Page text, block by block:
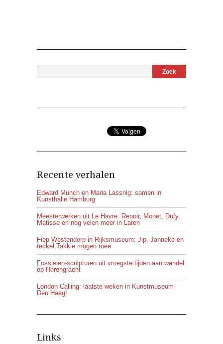
Recente verhalen
Edward Munch en Maria Lassnig: samen in
Kunsthalle Hamburg
Meesterwerken uit Le Havre: Renoir, Monet, Dufy,
Matisse en nog velen meer in Laren
Fiep Westendorp in Rijksmuseum: Jip, Janneke en
teckel Takkie mogen mee
Fossielen-sculpturen uit vroegste tijden aan wandel
op Herengracht
London Calling: laatste weken in Kunstmuseum
Den Haag!
Links